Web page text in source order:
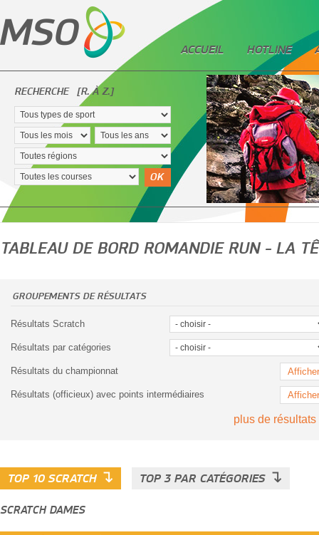
ACCUEIL HOTLINE
RECHERCHE [R. À Z.]
OK
TABLEAU DE BORD ROMANDIE RUN - LA
GROUPEMENTS DE RÉSULTATS
Résultats Scratch
Résultats par catégories
Résultats du championnat Afficher
Résultats (officieux) avec points intermédiaires Afficher
plus de résultats
TOP 10 SCRATCH ↴ TOP 3 PAR CATÉGORIES ↴
SCRATCH DAMES